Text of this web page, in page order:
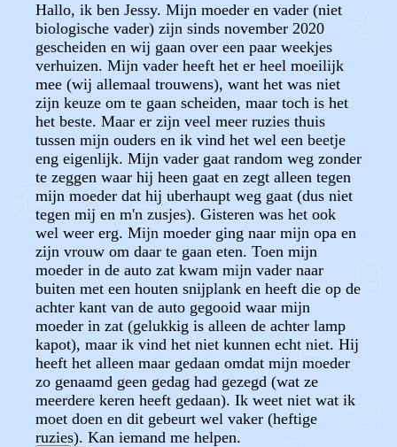
Hallo, ik ben Jessy. Mijn moeder en vader (niet
biologische vader) zijn sinds november 2020
gescheiden en wij gaan over een paar weekjes
verhuizen. Mijn vader heeft het er heel moeilijk
mee (wij allemaal trouwens), want het was niet
zijn keuze om te gaan scheiden, maar toch is het
het beste. Maar er zijn veel meer ruzies thuis
tussen mijn ouders en ik vind het wel een beetje
eng eigenlijk. Mijn vader gaat random weg zonder
te zeggen waar hij heen gaat en zegt alleen tegen
mijn moeder dat hij uberhaupt weg gaat (dus niet
tegen mij en m'n zusjes). Gisteren was het ook
wel weer erg. Mijn moeder ging naar mijn opa en
zijn vrouw om daar te gaan eten. Toen mijn
moeder in de auto zat kwam mijn vader naar
buiten met een houten snijplank en heeft die op de
achter kant van de auto gegooid waar mijn
moeder in zat (gelukkig is alleen de achter lamp
kapot), maar ik vind het niet kunnen echt niet. Hij
heeft het alleen maar gedaan omdat mijn moeder
zo genaamd geen gedag had gezegd (wat ze
meerdere keren heeft gedaan). Ik weet niet wat ik
moet doen en dit gebeurt wel vaker (heftige
ruzies). Kan iemand me helpen.